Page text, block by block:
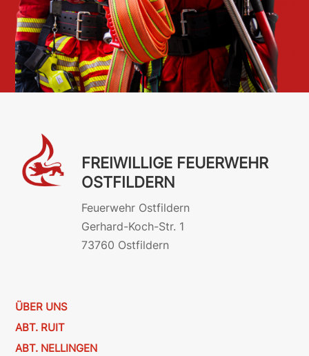
FREIWILLIGE FEUERWEHR
OSTFILDERN
Feuerwehr Ostfildern
Gerhard-Koch-Str. 1
73760 Ostfildern
ÜBER UNS
ABT. RUIT
ABT. NELLINGEN